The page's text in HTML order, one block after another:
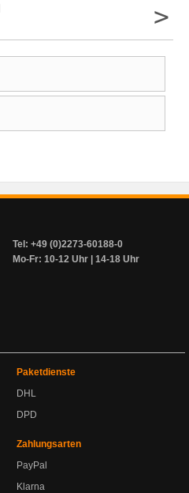
>
Tel: +49 (0)2273-60188-0
Mo-Fr: 10-12 Uhr | 14-18 Uhr
Paketdienste
DHL
DPD
Zahlungsarten
PayPal
Klarna